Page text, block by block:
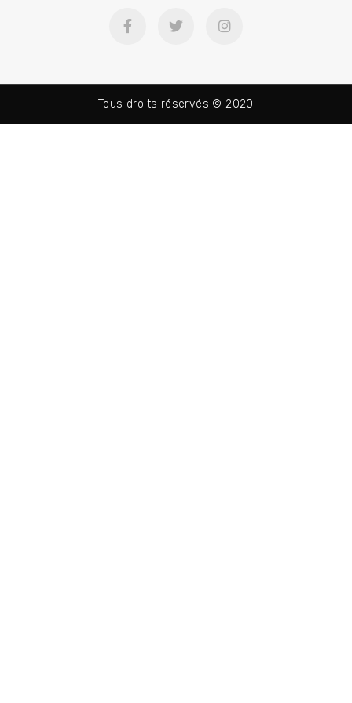
Tous droits réservés © 2020